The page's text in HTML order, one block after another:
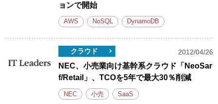
ョンで開始
AWS NoSQL DynamoDB
クラウド 2012/04/26
NEC、小売業向け基幹系クラウド「NeoSar
f/Retail」、TCOを5年で最大30％削減
NEC 小売 SaaS